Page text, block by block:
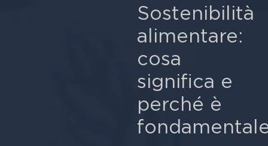
Sostenibilità
alimentare:
cosa
significa e
perché è